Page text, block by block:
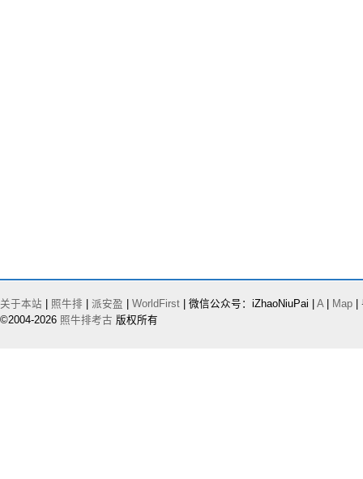
关于本站 照牛排 派安盈 WorldFirst | 微信公众号：iZhaoNiuPai | A| Map |
©2004-2026 照牛排考古 版权所有